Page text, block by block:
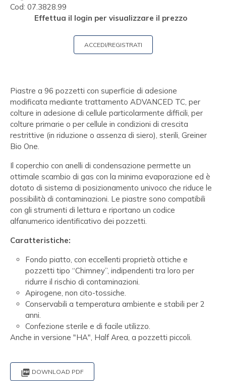
Cod: 07.3828.99
Effettua il login per visualizzare il prezzo
ACCEDI/REGISTRATI
Piastre a 96 pozzetti con superficie di adesione
modificata mediante trattamento ADVANCED TC, per
colture in adesione di cellule particolarmente difficili, per
colture primarie o per cellule in condizioni di crescita
restrittive (in riduzione o assenza di siero), sterili, Greiner
Bio One.
Il coperchio con anelli di condensazione permette un
ottimale scambio di gas con la minima evaporazione ed è
dotato di sistema di posizionamento univoco che riduce le
possibilità di contaminazioni. Le piastre sono compatibili
con gli strumenti di lettura e riportano un codice
alfanumerico identificativo dei pozzetti.
Caratteristiche:
Fondo piatto, con eccellenti proprietà ottiche e
pozzetti tipo “Chimney”, indipendenti tra loro per
ridurre il rischio di contaminazioni.
Apirogene, non cito-tossiche.
Conservabili a temperatura ambiente e stabili per 2
anni.
Confezione sterile e di facile utilizzo.
Anche in versione "HA", Half Area, a pozzetti piccoli.
 DOWNLOAD PDF